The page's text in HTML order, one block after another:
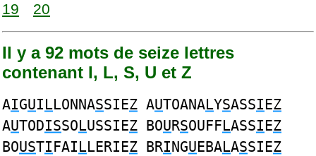
19
20
Il y a 92 mots de seize lettres
contenant I, L, S, U et Z
AIGUILLONNASSIEZ AUTOANALYSASSIEZ
AUTODISSOLUSSIEZ BOURSOUFFLASSIEZ
BOUSTIFAILLERIEZ BRINGUEBALASSIEZ